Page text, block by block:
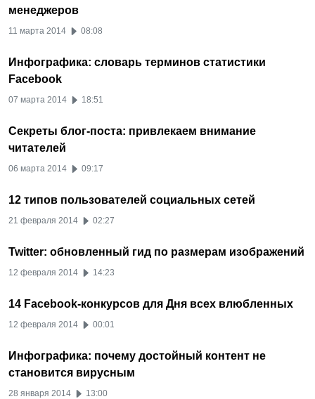
менеджеров
11 марта 2014 08:08
Инфографика: словарь терминов статистики
Facebook
07 марта 2014 18:51
Секреты блог-поста: привлекаем внимание
читателей
06 марта 2014 09:17
12 типов пользователей социальных сетей
21 февраля 2014 02:27
Twitter: обновленный гид по размерам изображений
12 февраля 2014 14:23
14 Facebook-конкурсов для Дня всех влюбленных
12 февраля 2014 00:01
Инфографика: почему достойный контент не
становится вирусным
28 января 2014 13:00